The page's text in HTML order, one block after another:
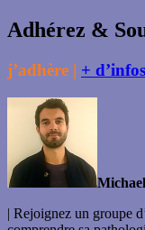
Adhérez &
j’adhère | + d’infos
Michael
| Rejoignez un groupe